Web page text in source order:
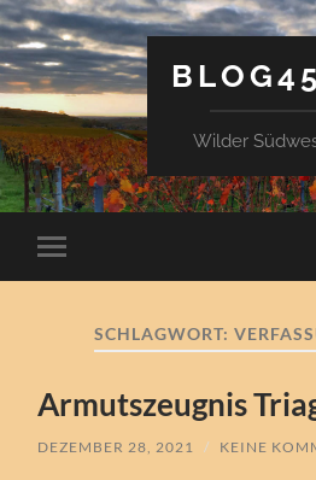
Wilder
Mobile-
Menü
SCHLAGWORT:
Armutszeugnis
DEZEMBER 28, 2021 / KEINE